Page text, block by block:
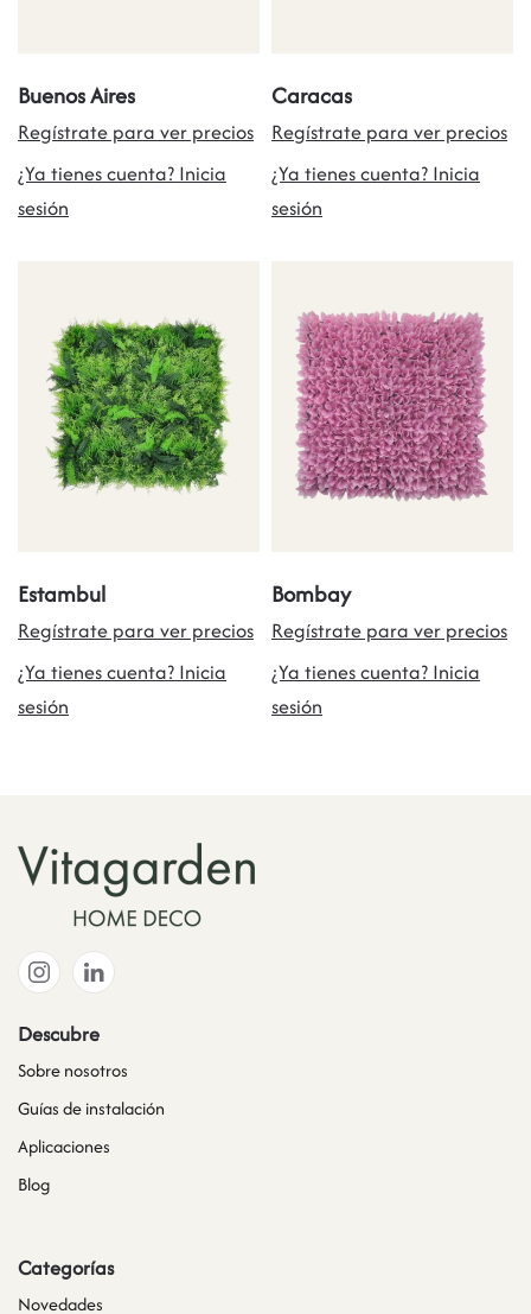
Buenos Aires
Regístrate para ver precios
¿Ya tienes cuenta? Inicia
sesión
Caracas
Regístrate para ver precios
¿Ya tienes cuenta? Inicia
sesión
Estambul
Regístrate para ver precios
¿Ya tienes cuenta? Inicia
sesión
Bombay
Regístrate para ver precios
¿Ya tienes cuenta? Inicia
sesión
Descubre
Sobre nosotros
Guías de instalación
Aplicaciones
Blog
Categorías
Novedades